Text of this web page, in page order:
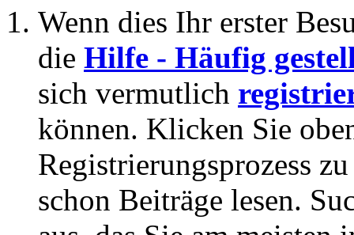
Wenn dies Ihr erster
die Hilfe - Häufig
sich vermutlich
können. Klicken Sie
Registrierungsprozess
schon Beiträge lesen.